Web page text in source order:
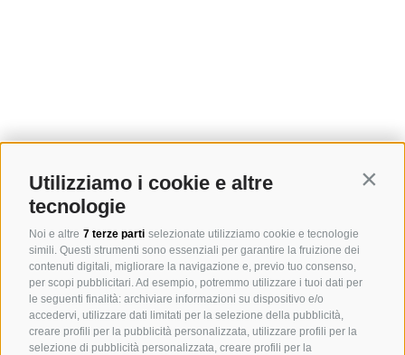
Utilizziamo i cookie e altre
tecnologie
Noi e altre 7 terze parti selezionate utilizziamo cookie e tecnologie
simili. Questi strumenti sono essenziali per garantire la fruizione dei
contenuti digitali, migliorare la navigazione e, previo tuo consenso,
per scopi pubblicitari. Ad esempio, potremmo utilizzare i tuoi dati per
le seguenti finalità: archiviare informazioni su dispositivo e/o
accedervi, utilizzare dati limitati per la selezione della pubblicità,
creare profili per la pubblicità personalizzata, utilizzare profili per la
selezione di pubblicità personalizzata, creare profili per la